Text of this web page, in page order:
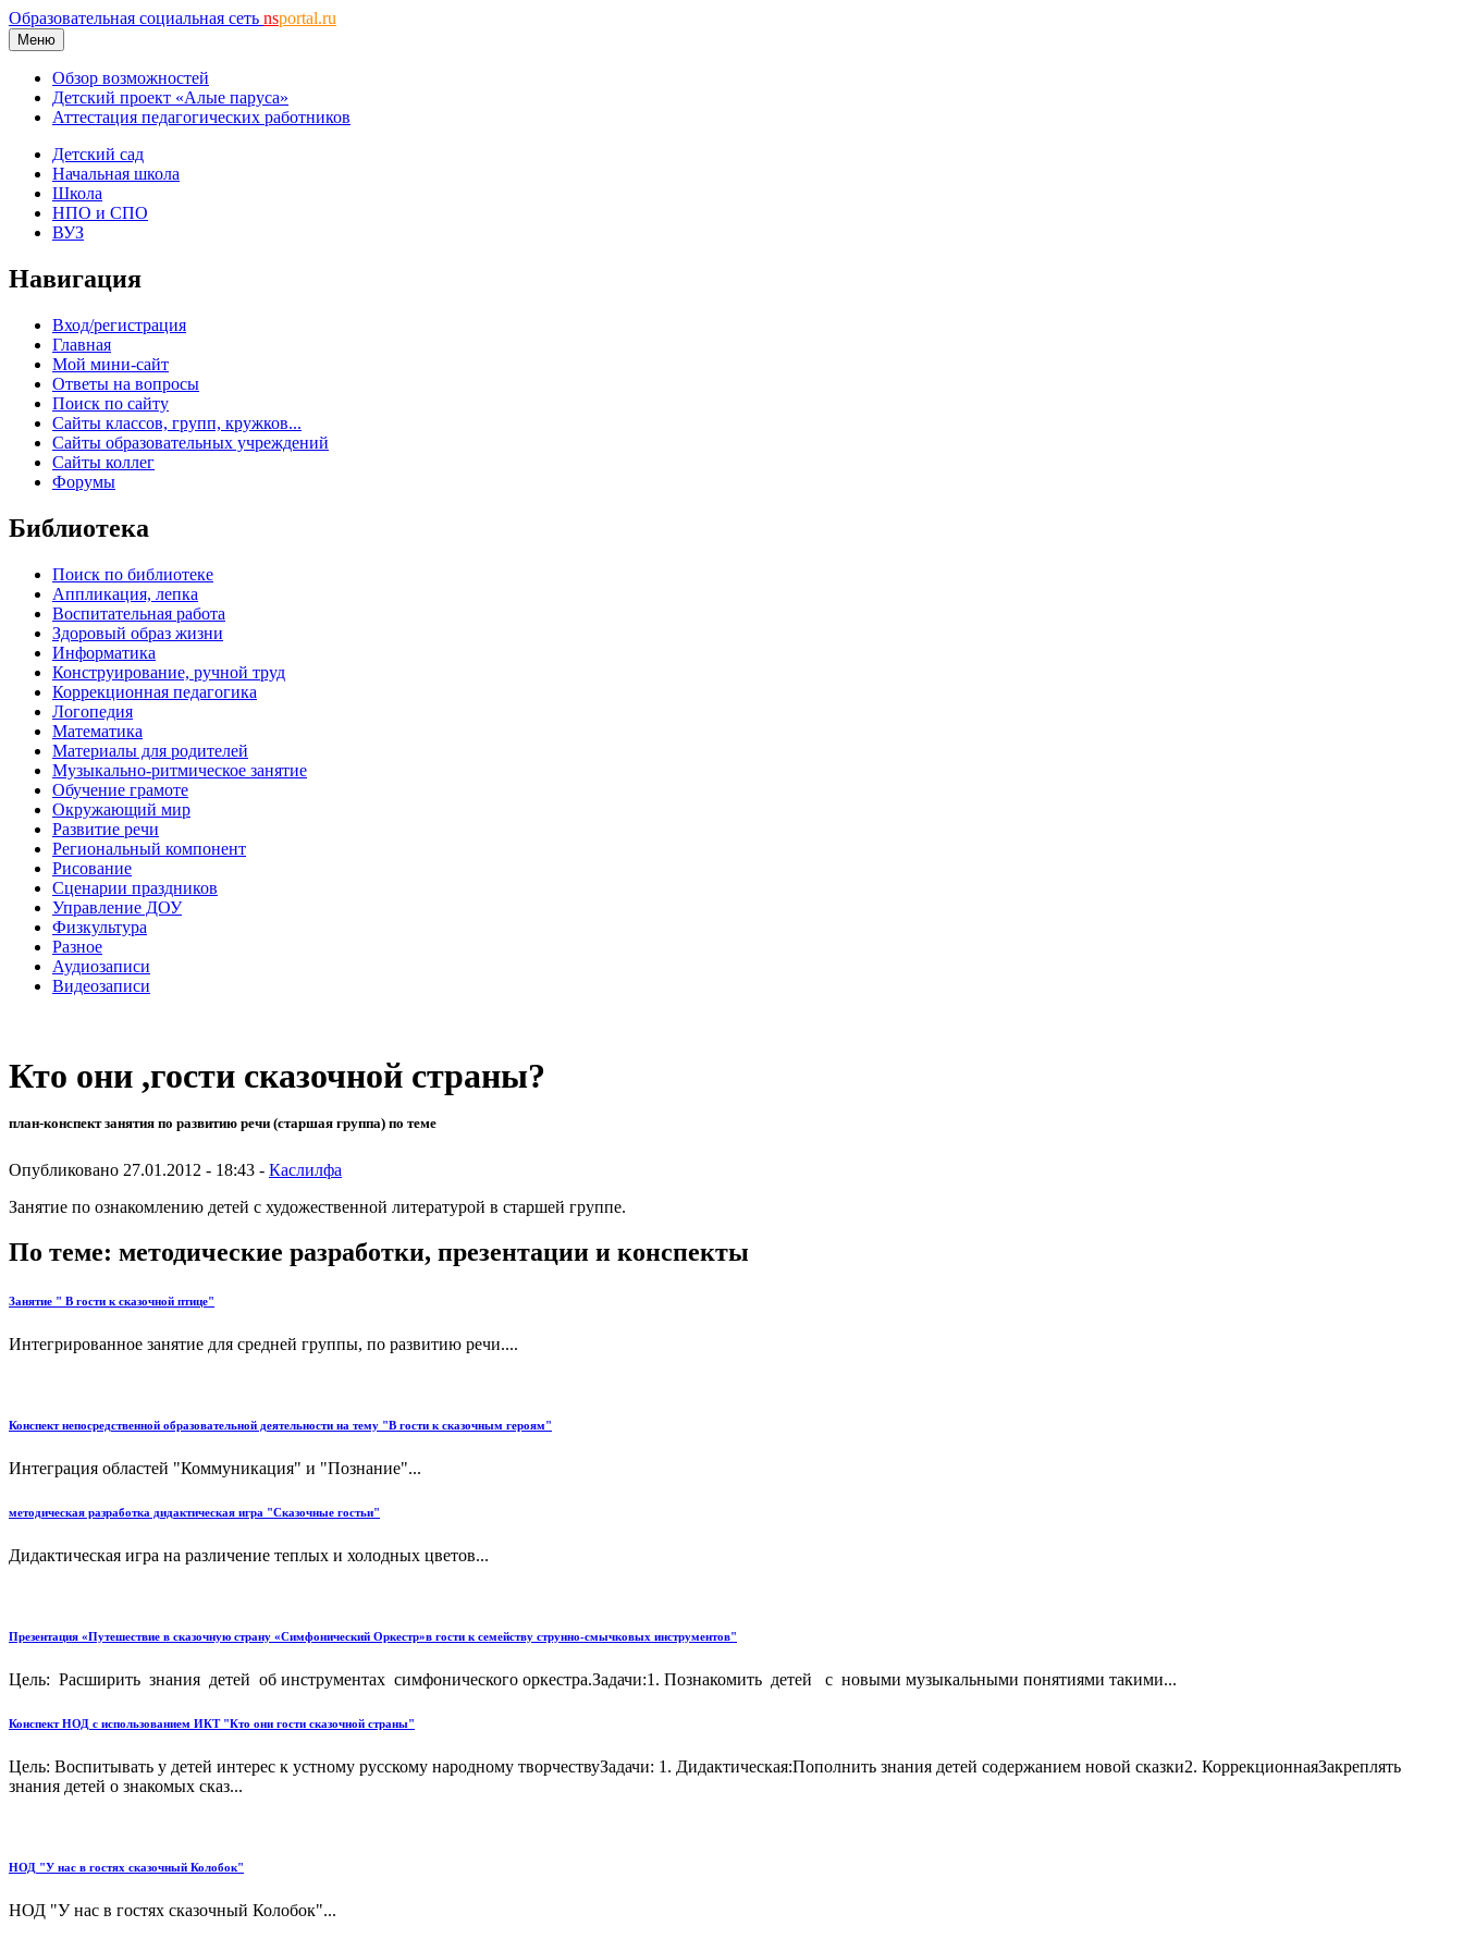
Образовательная социальная сеть nsportal.ru
Меню
Обзор возможностей
Детский проект «Алые паруса»
Аттестация педагогических работников
Детский сад
Начальная школа
Школа
НПО и СПО
ВУЗ
Навигация
Вход/регистрация
Главная
Мой мини-сайт
Ответы на вопросы
Поиск по сайту
Сайты классов, групп, кружков...
Сайты образовательных учреждений
Сайты коллег
Форумы
Библиотека
Поиск по библиотеке
Аппликация, лепка
Воспитательная работа
Здоровый образ жизни
Информатика
Конструирование, ручной труд
Коррекционная педагогика
Логопедия
Математика
Материалы для родителей
Музыкально-ритмическое занятие
Обучение грамоте
Окружающий мир
Развитие речи
Региональный компонент
Рисование
Сценарии праздников
Управление ДОУ
Физкультура
Разное
Аудиозаписи
Видеозаписи
Кто они ,гости сказочной страны?
план-конспект занятия по развитию речи (старшая группа) по теме
Опубликовано 27.01.2012 - 18:43 - Каслилфа
Занятие по ознакомлению детей с художественной литературой в старшей группе.
По теме: методические разработки, презентации и конспекты
Занятие " В гости к сказочной птице"
Интегрированное занятие для средней группы, по развитию речи....
Конспект непосредственной образовательной деятельности на тему "В гости к сказочным героям"
Интеграция областей "Коммуникация" и "Познание"...
методическая разработка дидактическая игра "Сказочные гостьи"
Дидактическая игра на различение теплых и холодных цветов...
Презентация «Путешествие в сказочную страну «Симфонический Оркестр»в гости к семейству струнно-смычковых инструментов"
Цель: Расширить знания детей об инструментах симфонического оркестра.Задачи:1. Познакомить детей с новыми музыкальными понятиями такими...
Конспект НОД с использованием ИКТ "Кто они гости сказочной страны"
Цель: Воспитывать у детей интерес к устному русскому народному творчествуЗадачи: 1. Дидактическая:Пополнить знания детей содержанием новой сказки2. КоррекционнаяЗакреплять
знания детей о знакомых сказ...
НОД "У нас в гостях сказочный Колобок"
НОД "У нас в гостях сказочный Колобок"...